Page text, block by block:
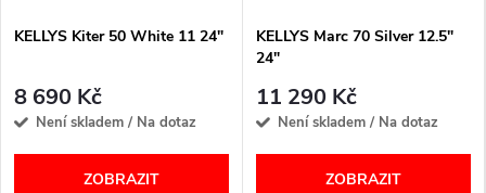
KELLYS Kiter 50 White 11 24"
8 690 Kč
Není skladem / Na dotaz
ZOBRAZIT
KELLYS Marc 70 Silver 12.5"
24"
11 290 Kč
Není skladem / Na dotaz
ZOBRAZIT